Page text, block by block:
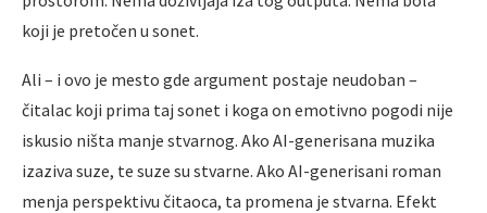
koji je pretočen u sonet.
Ali – i ovo je mesto gde argument postaje neudoban –
čitalac koji prima taj sonet i koga on emotivno pogodi nije
iskusio ništa manje stvarnog. Ako AI-generisana muzika
izaziva suze, te suze su stvarne. Ako AI-generisani roman
menja perspektivu čitaoca, ta promena je stvarna. Efekt